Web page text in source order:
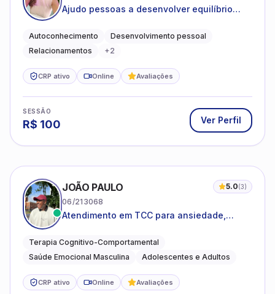
Ajudo pessoas a desenvolver equilíbrio
Autoconhecimento
Desenvolvimento pessoal
Relacionamentos
+2
CRP ativo Online Avaliações
SESSÃO
R$ 100 Ver Perfil
JOÃO PAULO 5.0(3)
06/213068
Atendimento em TCC para ansiedade,
emocional
Terapia Cognitivo-Comportamental
Saúde Emocional Masculina
Adolescentes e Adultos
CRP ativo Online Avaliações